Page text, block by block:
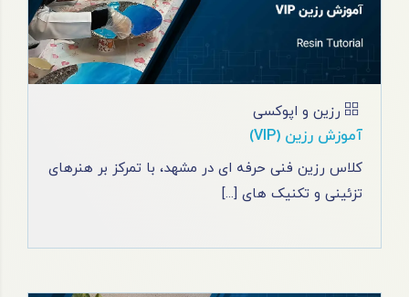
رزین و اپوکسی
آموزش رزین (VIP)
کلاس رزین فنی حرفه ای در مشهد، با تمرکز بر هنرهای
تزئینی و تکنیک‌ های [...]